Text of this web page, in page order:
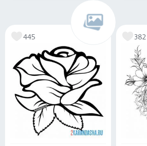
445 382